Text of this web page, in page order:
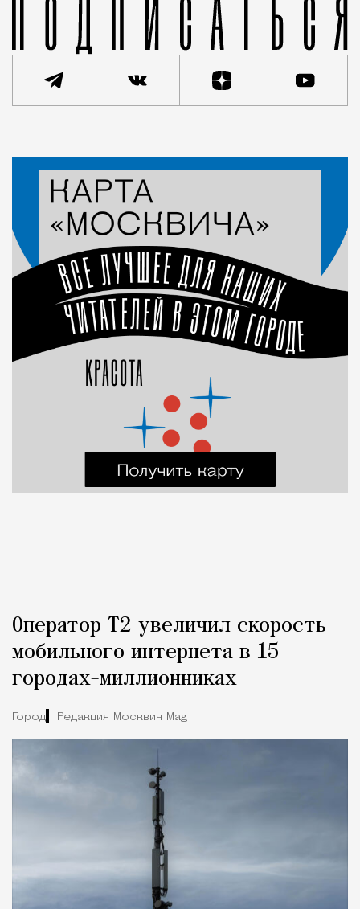
Статья
Люди
Анастасия Барышева
Оператор Т2 увеличил скорость
мобильного интернета в 15
городах-миллионниках
Город Редакция Москвич Mag